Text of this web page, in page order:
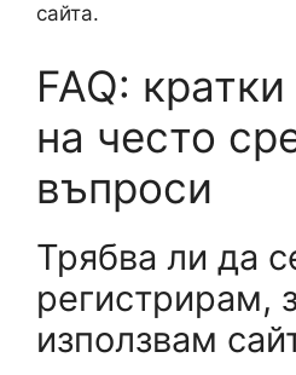
сайта.
FAQ:
на често
въпроси
Трябва ли да
регистрирам,
използвам